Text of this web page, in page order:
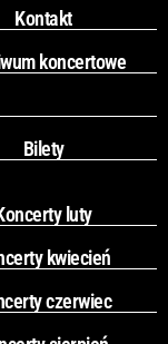
Kontakt
koncertowe
Bilety
luty
kwiecień
czerwiec